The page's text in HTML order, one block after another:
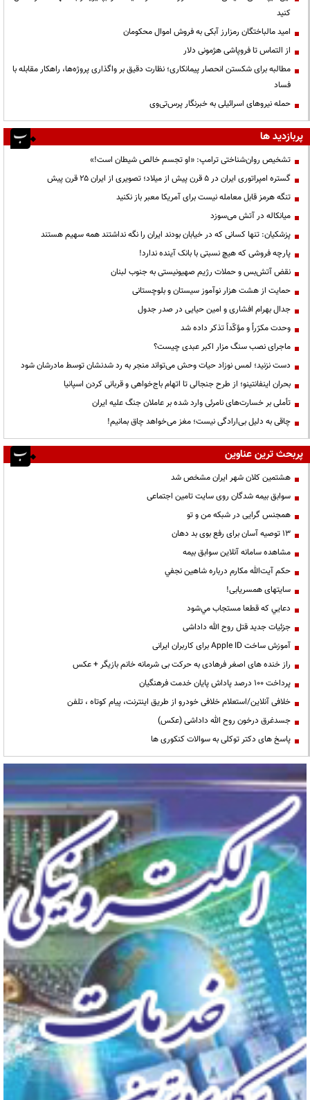
کنید
امید مالباختگان رمزارز آبکی به فروش اموال محکومان
از التماس تا فروپاشی هژمونی دلار
مطالبه برای شکستن انحصار پیمانکاری؛ نظارت دقیق بر واگذاری پروژه‌ها، راهکار مقابله با
فساد
حمله نیروهای اسرائیلی به خبرنگار پرس‌تی‌وی
پربازدید ها
تشخیص روان‌شناختی ترامپ: «او تجسم خالص شیطان است!»
گستره امپراتوری ایران در ۵ قرن پیش از میلاد؛ تصویری از ایران ۲۵ قرن پیش
تنگه هرمز قابل معامله نیست برای آمریکا معبر باز نکنید
میانکاله در آتش می‌سوزد
پزشکیان: تنها کسانی که در خیابان بودند ایران را نگه نداشتند همه سهیم هستند
پارچه فروشی که هیچ نسبتی با بانک آینده ندارد!
نقض آتش‌بس و حملات رژیم صهیونیستی به جنوب لبنان
حمایت از هشت هزار نوآموز سیستان و بلوچستانی
جدال بهرام افشاری و امین حیایی در صدر جدول
وحدت مکرّراً و مؤکّداً تذکر داده شد
ماجرای نصب سنگ مزار اکبر عبدی چیست؟
دست نزنید؛ لمس نوزاد حیات وحش می‌تواند منجر به رد شدنشان توسط مادرشان شود
بحران اینفانتینو؛ از طرح جنجالی تا اتهام باج‌خواهی و قربانی کردن اسپانیا
تأملی بر خسارت‌های نامرئی وارد شده بر عاملان جنگ علیه ایران
چاقی به دلیل بی‌ارادگی نیست؛ مغز می‌خواهد چاق بمانیم!
پربحث ترین عناوین
هشتمین کلان شهر ایران مشخص شد
سوابق بیمه شدگان روی سایت تامین اجتماعی
همجنس گرایی در شبکه من و تو
13 توصیه آسان برای رفع بوی بد دهان
مشاهده سامانه آنلاين سوابق بیمه
حكم آيت‌الله مكارم درباره شاهين نجفي
سایتهای همسریابی!
دعايي كه قطعا مستجاب مي‌شود
جزئیات جدید قتل روح الله داداشی
آموزش ساخت Apple ID برای کاربران ایرانی
راز خنده های اصغر فرهادی به حرکت بی شرمانه خانم بازیگر + عکس
پرداخت ۱۰۰ درصد پاداش پایان خدمت فرهنگیان
خلافی آنلاین/استعلام خلافی خودرو از طریق اینترنت، پیام کوتاه ، تلفن
جسدغرق درخون روح الله داداشی (عکس)
پاسخ های دکتر توکلی به سوالات کنکوری ها